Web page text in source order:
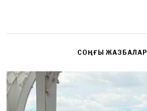
СОҢҒЫ ЖАЗБАЛАР